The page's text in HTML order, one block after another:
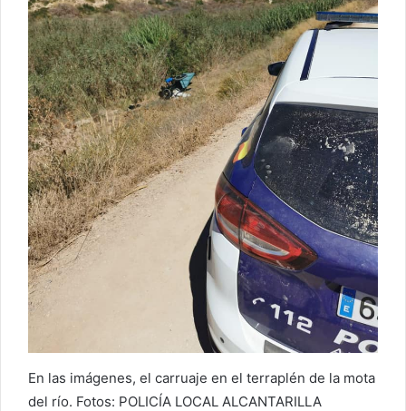
En las imágenes, el carruaje en el terraplén de la mota
del río. Fotos: POLICÍA LOCAL ALCANTARILLA